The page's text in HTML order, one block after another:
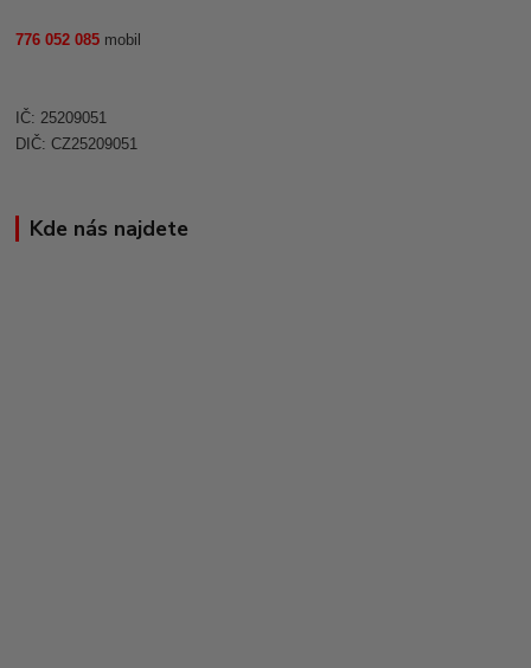
776 052 085 mobil
IČ: 25209051
DIČ: CZ25209051
Kde nás najdete